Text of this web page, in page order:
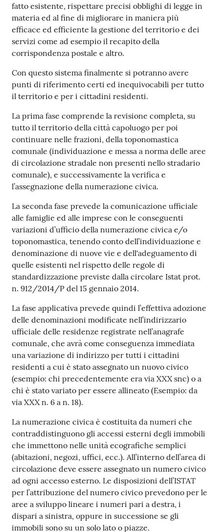
fatto esistente, rispettare precisi obblighi di legge in
materia ed al fine di migliorare in maniera più
efficace ed efficiente la gestione del territorio e dei
servizi come ad esempio il recapito della
corrispondenza postale e altro.
Con questo sistema finalmente si potranno avere
punti di riferimento certi ed inequivocabili per tutto
il territorio e per i cittadini residenti.
La prima fase comprende la revisione completa, su
tutto il territorio della città capoluogo per poi
continuare nelle frazioni, della toponomastica
comunale (individuazione e messa a norma delle aree
di circolazione stradale non presenti nello stradario
comunale), e successivamente la verifica e
l’assegnazione della numerazione civica.
La seconda fase prevede la comunicazione ufficiale
alle famiglie ed alle imprese con le conseguenti
variazioni d’ufficio della numerazione civica e/o
toponomastica, tenendo conto dell’individuazione e
denominazione di nuove vie e dell'adeguamento di
quelle esistenti nel rispetto delle regole di
standardizzazione previste dalla circolare Istat prot.
n. 912/2014/P del 15 gennaio 2014.
La fase applicativa prevede quindi l’effettiva adozione
delle denominazioni modificate nell’indirizzario
ufficiale delle residenze registrate nell’anagrafe
comunale, che avrà come conseguenza immediata
una variazione di indirizzo per tutti i cittadini
residenti a cui è stato assegnato un nuovo civico
(esempio: chi precedentemente era via XXX snc) o a
chi è stato variato per essere allineato (Esempio: da
via XXX n. 6 a n. 18).
La numerazione civica è costituita da numeri che
contraddistinguono gli accessi esterni degli immobili
che immettono nelle unità ecografiche semplici
(abitazioni, negozi, uffici, ecc.). All’interno dell’area di
circolazione deve essere assegnato un numero civico
ad ogni accesso esterno. Le disposizioni dell’ISTAT
per l’attribuzione del numero civico prevedono per le
aree a sviluppo lineare i numeri pari a destra, i
dispari a sinistra, oppure in successione se gli
immobili sono su un solo lato o piazze.